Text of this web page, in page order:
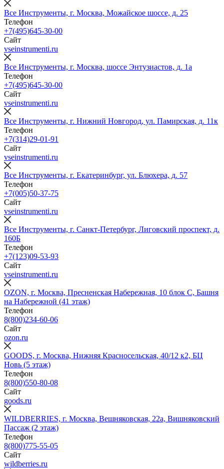
Все Инструменты, г. Москва, Можайское шоссе, д. 25
Телефон
+7(495)645-30-00
Сайт
vseinstrumenti.ru
Все Инструменты, г. Москва, шоссе Энтузиастов, д. 1а
Телефон
+7(495)645-30-00
Сайт
vseinstrumenti.ru
Все Инструменты, г. Нижний Новгород, ул. Памирская, д. 11к
Телефон
+7(314)29-01-91
Сайт
vseinstrumenti.ru
Все Инструменты, г. Екатеринбург, ул. Блюхера, д. 57
Телефон
+7(005)50-37-75
Сайт
vseinstrumenti.ru
Все Инструменты, г. Санкт-Петербург, Лиговский проспект, д.
160Б
Телефон
+7(123)09-53-93
Сайт
vseinstrumenti.ru
OZON, г. Москва, Пресненская Набережная, 10 блок С, Башня
на Набережной (41 этаж)
Телефон
8(800)234-60-06
Сайт
ozon.ru
GOODS, г. Москва, Нижняя Красносельская, 40/12 к2, БЦ
Новь (5 этаж)
Телефон
8(800)550-80-08
Сайт
goods.ru
WILDBERRIES, г. Москва, Вешняковская, 22а, Вишняковский
Пассаж (2 этаж)
Телефон
8(800)775-55-05
Сайт
wildberries.ru